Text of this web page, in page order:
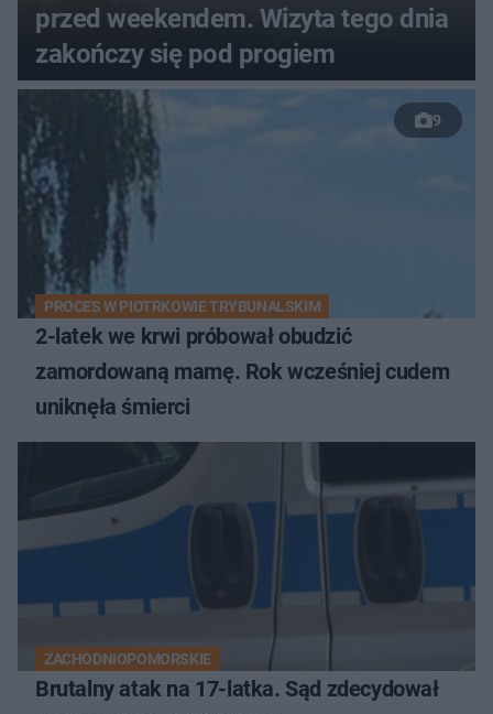
przed weekendem. Wizyta tego dnia
zakończy się pod progiem
9
PROCES W PIOTRKOWIE TRYBUNALSKIM
2-latek we krwi próbował obudzić
zamordowaną mamę. Rok wcześniej cudem
uniknęła śmierci
ZACHODNIOPOMORSKIE
Brutalny atak na 17-latka. Sąd zdecydował